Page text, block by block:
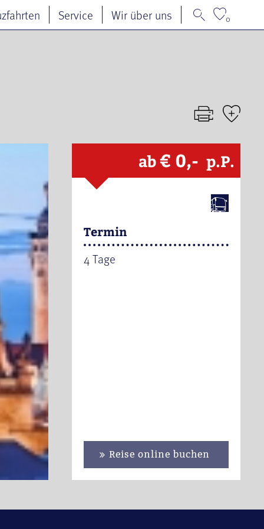
Service Wir über uns 0
& Weihnachtsmarkt Erfurt
ab€ 0,- p.P.
Termin
4 Tage
Reise online buchen